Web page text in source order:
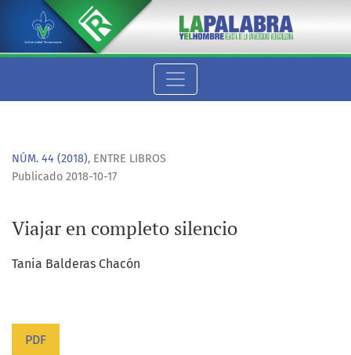
Viajar en completo silencio
NÚM. 44 (2018), ENTRE LIBROS
Viajar en completo silencio
Publicado 2018-10-17
Tania Balderas Chacón
PDF